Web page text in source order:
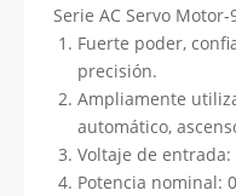
Serie AC Servo Motor-
Fuerte poder,
precisión.
Ampliamente
automático,
Voltaje de entrada:
Potencia nominal: